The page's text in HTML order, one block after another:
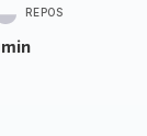
REPOS